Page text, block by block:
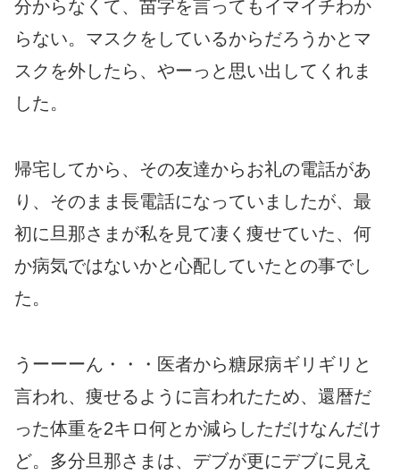
分からなくて、苗字を言ってもイマイチわか
らない。マスクをしているからだろうかとマ
スクを外したら、やーっと思い出してくれま
した。
帰宅してから、その友達からお礼の電話があ
り、そのまま長電話になっていましたが、最
初に旦那さまが私を見て凄く痩せていた、何
か病気ではないかと心配していたとの事でし
た。
うーーーん・・・医者から糖尿病ギリギリと
言われ、痩せるように言われたため、還暦だ
った体重を2キロ何とか減らしただけなんだけ
ど。多分旦那さまは、デブが更にデブに見え